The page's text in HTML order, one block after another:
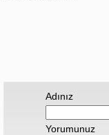
Adınız
Yorumunuz